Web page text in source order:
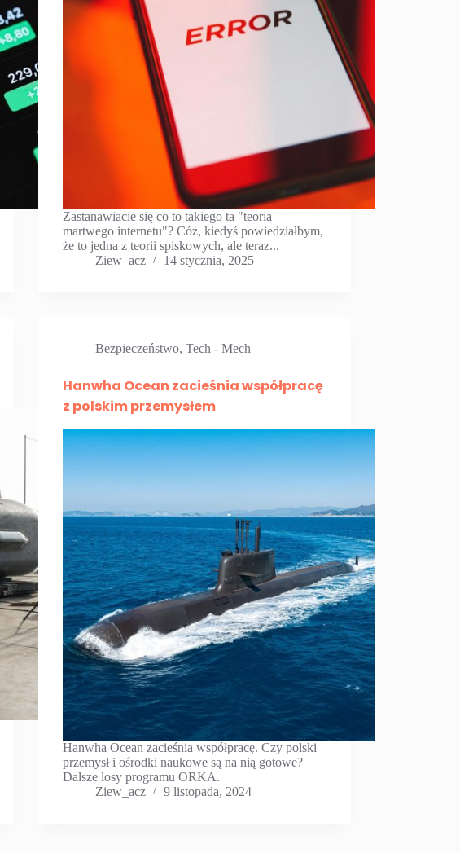
Zastanawiacie się co to takiego ta "teoria
martwego internetu"? Cóż, kiedyś powiedziałbym,
że to jedna z teorii spiskowych, ale teraz...
Ziew_acz
14 stycznia, 2025
Bezpieczeństwo,Tech - Mech
Hanwha Ocean zacieśnia współpracę
z polskim przemysłem
Hanwha Ocean zacieśnia współpracę. Czy polski
przemysł i ośrodki naukowe są na nią gotowe?
Dalsze losy programu ORKA.
Ziew_acz
9 listopada, 2024